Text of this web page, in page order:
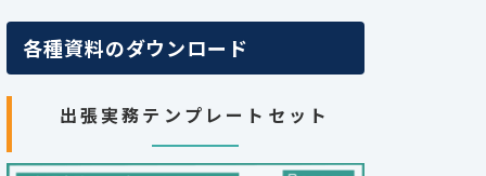
各種資料のダウンロード
出張実務テンプレートセット